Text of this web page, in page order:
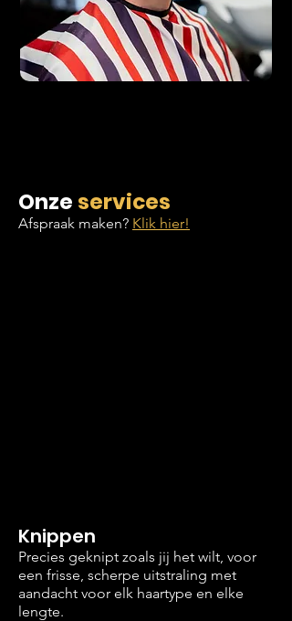
Onze services
Afspraak maken? Klik hier!
Knippen
Precies geknipt zoals jij het wilt, voor
een frisse, scherpe uitstraling met
aandacht voor elk haartype en elke
lengte.